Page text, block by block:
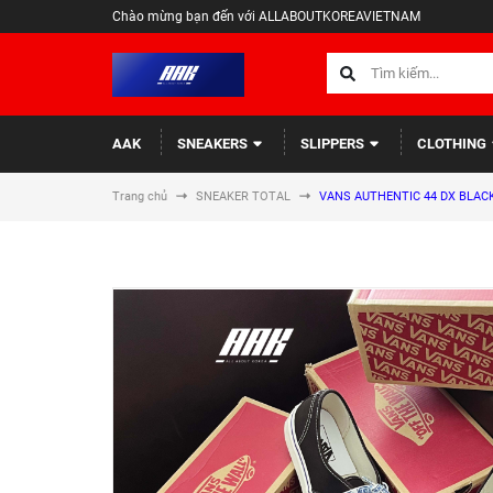
Chào mừng bạn đến với ALLABOUTKOREAVIETNAM
AAK SNEAKERS SLIPPERS CLOTHING
Trang chủ SNEAKER TOTAL VANS AUTHENTIC 44 DX